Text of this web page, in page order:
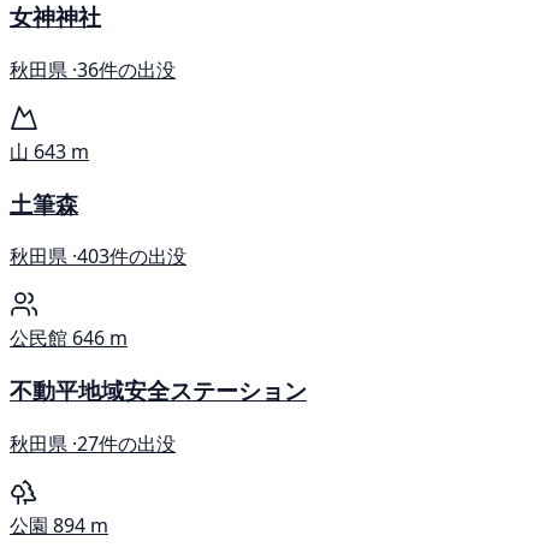
女神神社
秋田県 ·36件の出没
山 643 m
土筆森
秋田県 ·403件の出没
公民館 646 m
不動平地域安全ステーション
秋田県 ·27件の出没
公園 894 m